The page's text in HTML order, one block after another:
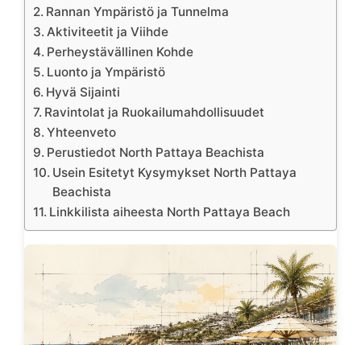
Rannan Ympäristö ja Tunnelma
Aktiviteetit ja Viihde
Perheystävällinen Kohde
Luonto ja Ympäristö
Hyvä Sijainti
Ravintolat ja Ruokailumahdollisuudet
Yhteenveto
Perustiedot North Pattaya Beachista
Usein Esitetyt Kysymykset North Pattaya
Beachista
Linkkilista aiheesta North Pattaya Beach